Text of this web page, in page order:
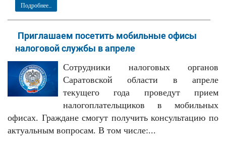
Подробнее...
Приглашаем посетить мобильные офисы
налоговой службы в апреле
Сотрудники налоговых органов
Саратовской области в апреле
текущего года проведут прием
налогоплательщиков в мобильных
офисах. Граждане смогут получить консультацию по
актуальным вопросам. В том числе:...